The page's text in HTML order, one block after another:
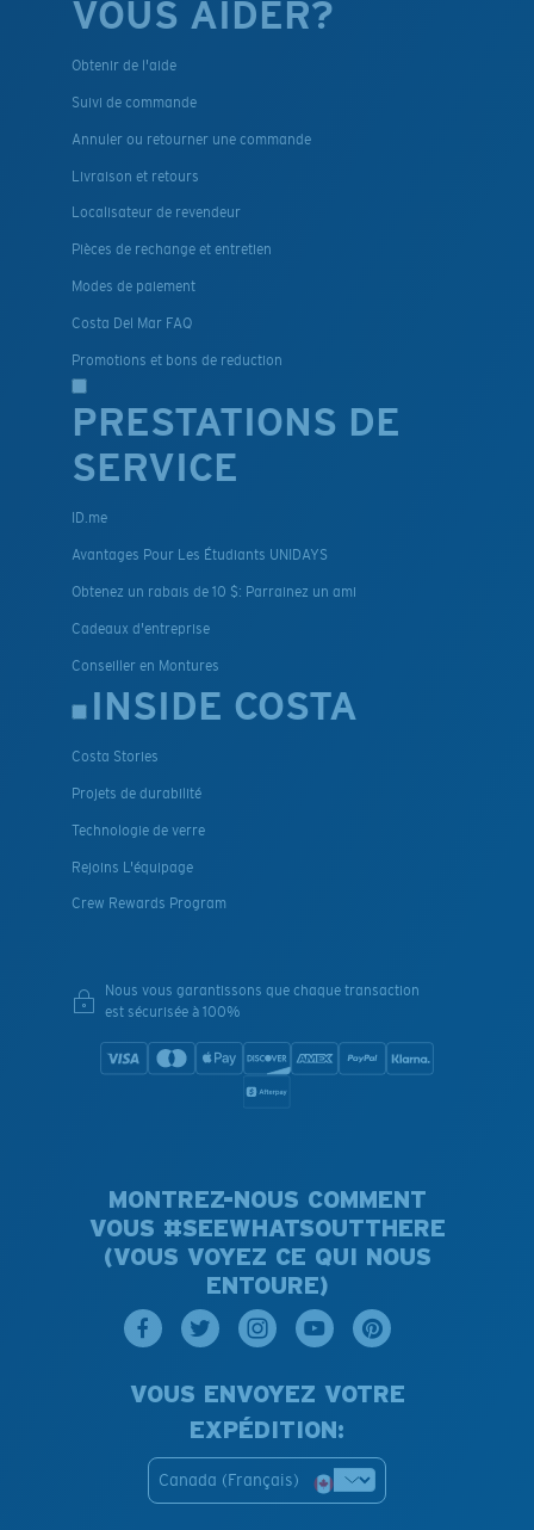
VOUS AIDER?
Obtenir de l'aide
Suivi de commande
Annuler ou retourner une commande
Livraison et retours
Localisateur de revendeur
Pièces de rechange et entretien
Modes de paiement
Costa Del Mar FAQ
Promotions et bons de reduction
PRESTATIONS DE
SERVICE
ID.me
Avantages Pour Les Étudiants UNIDAYS
Obtenez un rabais de 10 $: Parrainez un ami
Cadeaux d'entreprise
Conseiller en Montures
INSIDE COSTA
Costa Stories
Projets de durabilité
Technologie de verre
Rejoins L'équipage
Crew Rewards Program
Nous vous garantissons que chaque transaction
est sécurisée à 100%
MONTREZ-NOUS COMMENT
VOUS #SEEWHATSOUTTHERE
(VOUS VOYEZ CE QUI NOUS
ENTOURE)
VOUS ENVOYEZ VOTRE
EXPÉDITION:
Canada (Français)